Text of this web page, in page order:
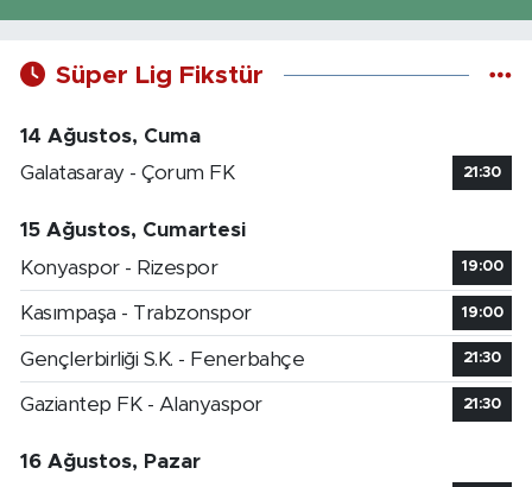
Süper Lig Fikstür
14 Ağustos, Cuma
Galatasaray - Çorum FK
21:30
15 Ağustos, Cumartesi
Konyaspor - Rizespor
19:00
Kasımpaşa - Trabzonspor 19:00
Gençlerbirliği S.K. - Fenerbahçe 21:30
Gaziantep FK - Alanyaspor 21:30
16 Ağustos, Pazar